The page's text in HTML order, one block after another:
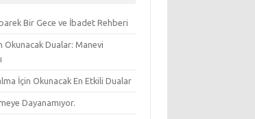
Bir Gece ve İbadet Rehberi
Okunacak Dualar: Manevi
İçin Okunacak En Etkili Dualar
Dayanamıyor.